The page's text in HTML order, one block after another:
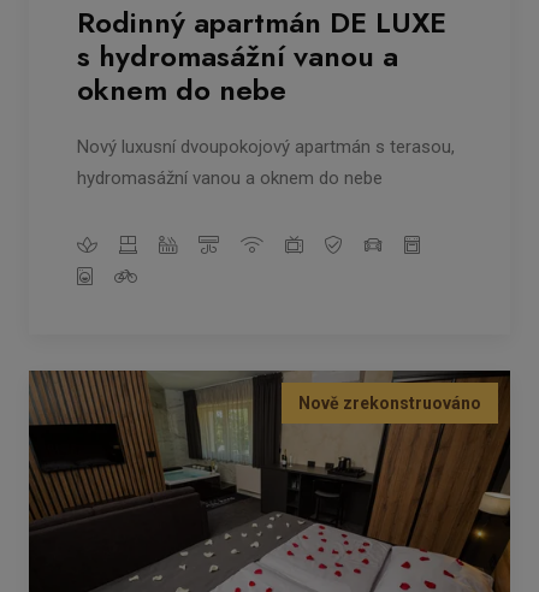
Rodinný apartmán DE LUXE
s hydromasážní vanou a
oknem do nebe
Nový luxusní dvoupokojový apartmán s terasou,
hydromasážní vanou a oknem do nebe
Nově zrekonstruováno